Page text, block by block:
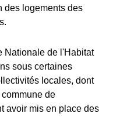
des logements des
Nationale de l'Habitat
sous certaines
locales, dont
de
avoir mis en place des